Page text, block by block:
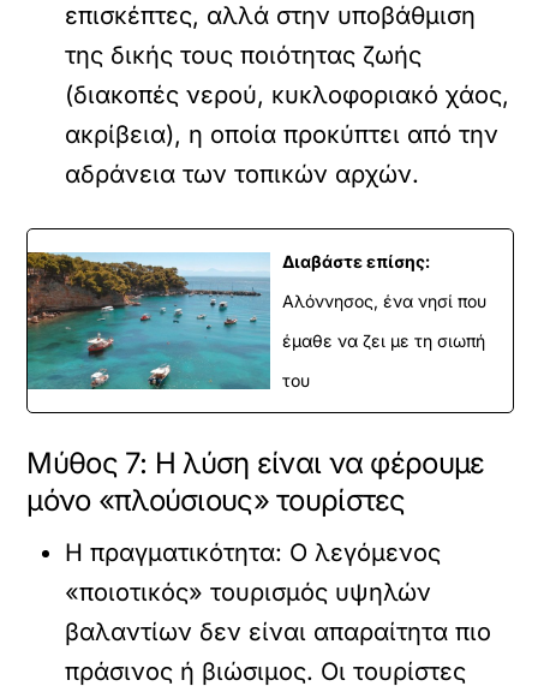
επισκέπτες, αλλά στην υποβάθμιση
της δικής τους ποιότητας ζωής
(διακοπές νερού, κυκλοφοριακό χάος,
ακρίβεια), η οποία προκύπτει από την
αδράνεια των τοπικών αρχών.
Διαβάστε επίσης:
Αλόννησος, ένα νησί που
έμαθε να ζει με τη σιωπή
του
Μύθος 7: Η λύση είναι να φέρουμε
μόνο «πλούσιους» τουρίστες
Η πραγματικότητα: Ο λεγόμενος
«ποιοτικός» τουρισμός υψηλών
βαλαντίων δεν είναι απαραίτητα πιο
πράσινος ή βιώσιμος. Οι τουρίστες